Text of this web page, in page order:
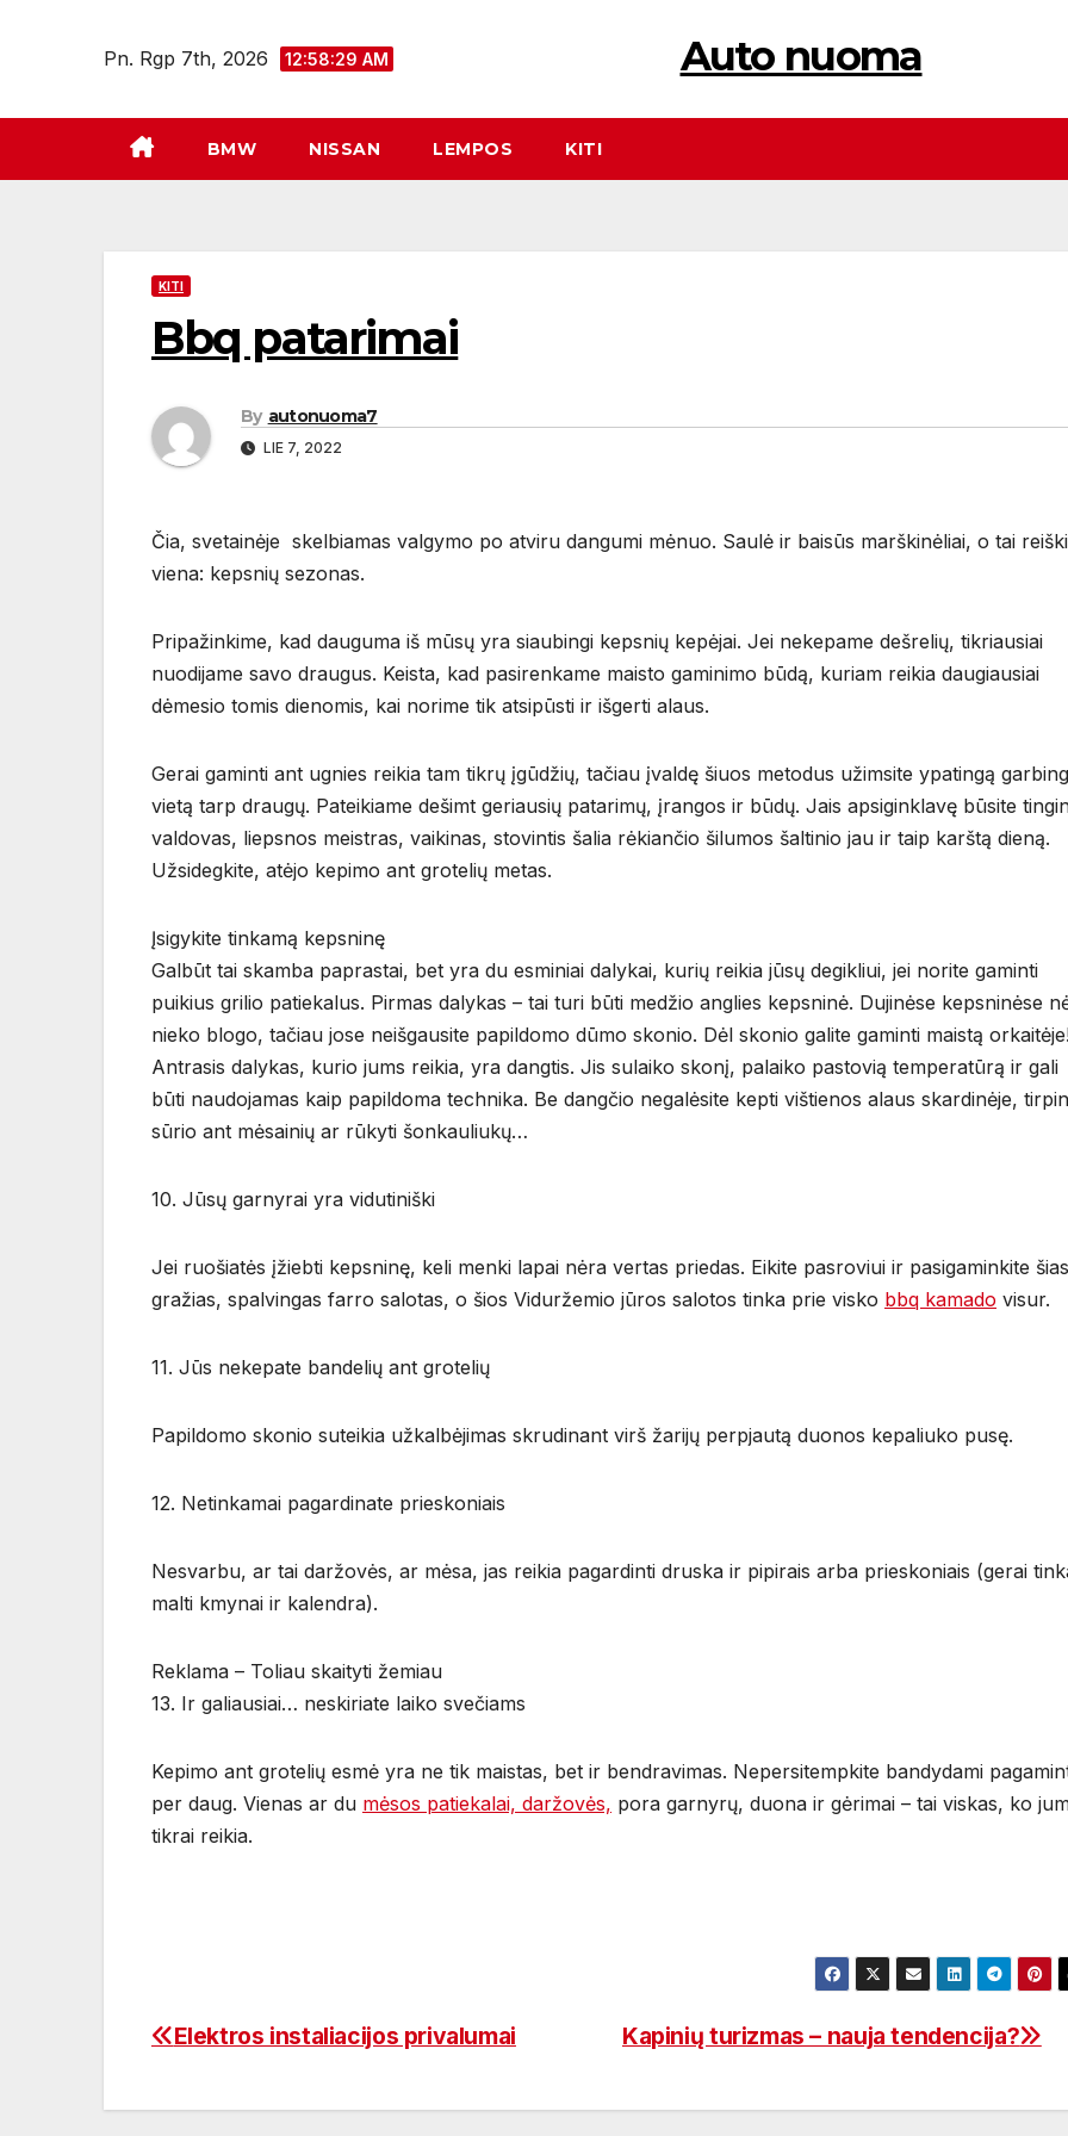
Pn. Rgp 7th, 2026 12:58:30 AM Auto nuoma
BMW NISSAN LEMPOS KITI
KITI
Bbq patarimai
By autonuoma7
LIE 7, 2022
Čia, svetainėje skelbiamas valgymo po atviru dangumi mėnuo. Saulė ir baisūs marškinėliai, o tai
viena: kepsnių sezonas.
Pripažinkime, kad dauguma iš mūsų yra siaubingi kepsnių kepėjai. Jei nekepame dešrelių, tikriausiai
nuodijame savo draugus. Keista, kad pasirenkame maisto gaminimo būdą, kuriam reikia daugiausiai
dėmesio tomis dienomis, kai norime tik atsipūsti ir išgerti alaus.
Gerai gaminti ant ugnies reikia tam tikrų įgūdžių, tačiau įvaldę šiuos metodus užimsite ypatingą
vietą tarp draugų. Pateikiame dešimt geriausių patarimų, įrangos ir būdų. Jais apsiginklavę būsite
valdovas, liepsnos meistras, vaikinas, stovintis šalia rėkiančio šilumos šaltinio jau ir taip karštą dieną.
Užsidegkite, atėjo kepimo ant grotelių metas.
Įsigykite tinkamą kepsninę
Galbūt tai skamba paprastai, bet yra du esminiai dalykai, kurių reikia jūsų degikliui, jei norite gaminti
puikius grilio patiekalus. Pirmas dalykas – tai turi būti medžio anglies kepsninė. Dujinėse kepsninėse
nieko blogo, tačiau jose neišgausite papildomo dūmo skonio. Dėl skonio galite gaminti maistą
Antrasis dalykas, kurio jums reikia, yra dangtis. Jis sulaiko skonį, palaiko pastovią temperatūrą ir gali
būti naudojamas kaip papildoma technika. Be dangčio negalėsite kepti vištienos alaus skardinėje,
sūrio ant mėsainių ar rūkyti šonkauliukų…
10. Jūsų garnyrai yra vidutiniški
Jei ruošiatės įžiebti kepsninę, keli menki lapai nėra vertas priedas. Eikite pasroviui ir pasigaminkite šias
gražias, spalvingas farro salotas, o šios Viduržemio jūros salotos tinka prie visko bbq kamado visur.
11. Jūs nekepate bandelių ant grotelių
Papildomo skonio suteikia užkalbėjimas skrudinant virš žarijų perpjautą duonos kepaliuko pusę.
12. Netinkamai pagardinate prieskoniais
Nesvarbu, ar tai daržovės, ar mėsa, jas reikia pagardinti druska ir pipirais arba prieskoniais (gerai
malti kmynai ir kalendra).
Reklama – Toliau skaityti žemiau
13. Ir galiausiai… neskiriate laiko svečiams
Kepimo ant grotelių esmė yra ne tik maistas, bet ir bendravimas. Nepersitempkite bandydami
per daug. Vienas ar du mėsos patiekalai, daržovės, pora garnyrų, duona ir gėrimai – tai viskas, ko
tikrai reikia.
Navigacija
Kapinių turizmas – nauja tendencija?
Elektros instaliacijos privalumai